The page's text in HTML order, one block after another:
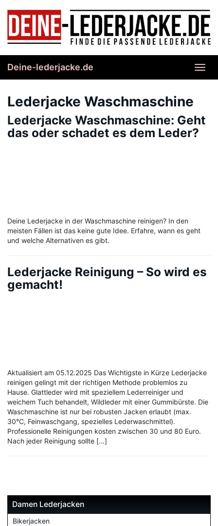
content
Deine-lederjacke.de
Lederjacke Waschmaschine
Lederjacke Waschmaschine: Geht
das oder schadet es dem Leder?
Deine Lederjacke in der Waschmaschine reinigen? In den
meisten Fällen ist das keine gute Idee. Erfahre, wann es geht
und welche Alternativen es gibt.
Lederjacke Reinigung – So wird es
gemacht!
Aktualisiert am 05.12.2025 Das Wichtigste in Kürze Lederjacke
reinigen gelingt mit der richtigen Methode problemlos zu
Hause. Glattleder wird mit speziellem Lederreiniger und
weichem Tuch behandelt, Wildleder mit einer Gummibürste. Die
Waschmaschine ist nur bei robusten Jacken erlaubt (max.
30°C, Feinwaschgang, spezielles Lederwaschmittel).
Professionelle Reinigungen kosten zwischen 30 und 80 Euro.
Nach jeder Reinigung sollte […]
Damen Lederjacken
Bikerjacken